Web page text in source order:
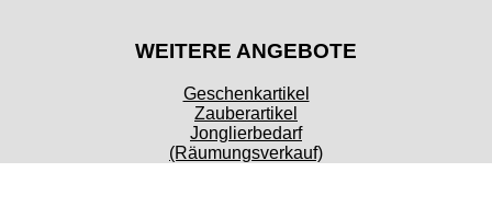
WEITERE ANGEBOTE
Geschenkartikel
Zauberartikel
Jonglierbedarf
(Räumungsverkauf)